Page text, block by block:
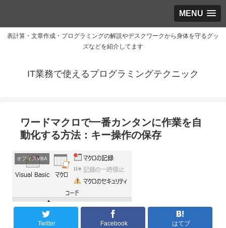
MENU
表計算・文章作成・プログラミングの解説やデスクワークから身体を守るグッ
ズなどを紹介してます
IT業務で使えるプログラミングテクニック
ワードマクロで一番カンタンに作業を自
動化する方法：キー操作の保存
オフィスVBA
Twitter Facebook はてブ